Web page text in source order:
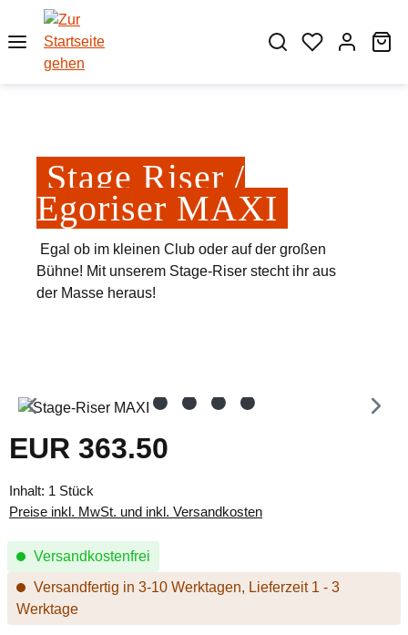
Zum Hauptinhalt springen
Stage Riser /
Egoriser MAXI
Egal ob im kleinen Club oder auf der großen
Bühne! Mit unserem Stage-Riser stecht ihr aus
der Masse heraus!
Bildergalerie überspringen
Regulärer Preis:
EUR 363.50
Inhalt: 1 Stück
Preise inkl. MwSt. und inkl. Versandkosten
Versandkostenfrei
Versandfertig in 3-10 Werktagen, Lieferzeit 1 - 3
Werktage